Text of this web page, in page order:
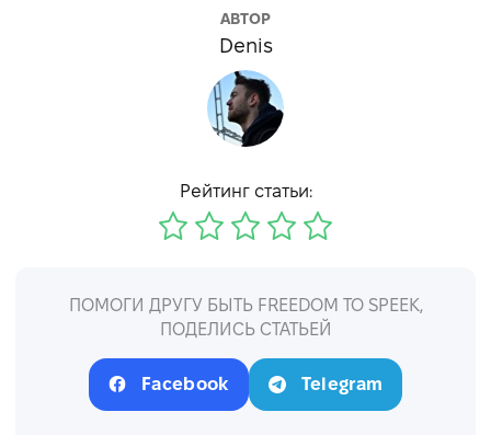
АВТОР
Denis
Рейтинг статьи:
ПОМОГИ ДРУГУ БЫТЬ FREEDOM TO SPEEK,
ПОДЕЛИСЬ СТАТЬЕЙ
Facebook Telegram